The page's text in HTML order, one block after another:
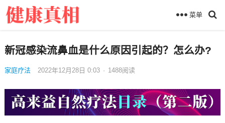
菜单
新冠感染流鼻血是什么原因引起的？怎么办?
家庭疗法 2022年12月28日 0:03 · 1488阅读